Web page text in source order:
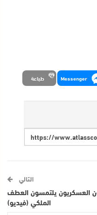
Messenger طباعة
التالي
العسكريون يلتمسون العطف
الملكي (فيديو)